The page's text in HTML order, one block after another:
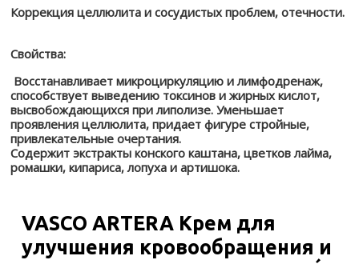
Коррекция целлюлита и сосудистых проблем, отечности.
Свойства:
Восстанавливает микроциркуляцию и лимфодренаж,
способствует выведению токсинов и жирных кислот,
высвобождающихся при липолизе. Уменьшает
проявления целлюлита, придает фигуре стройные,
привлекательные очертания.
Содержит экстракты конского каштана, цветков лайма,
ромашки, кипариса, лопуха и артишока.
VASCO ARTERA Крем для
улучшения кровообращения и